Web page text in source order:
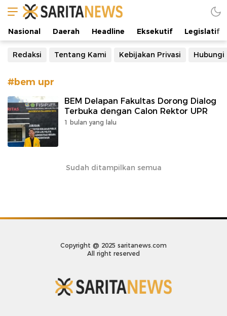
Manifestasi Arus Kebenaran
Nasional Daerah Headline Eksekutif Legislatif
Redaksi Tentang Kami Kebijakan Privasi Hubungi
#bem upr
BEM Delapan Fakultas Dorong Dialog
Terbuka dengan Calon Rektor UPR
1 bulan yang lalu
Sudah ditampilkan semua
Copyright @ 2025 saritanews.com
All right reserved